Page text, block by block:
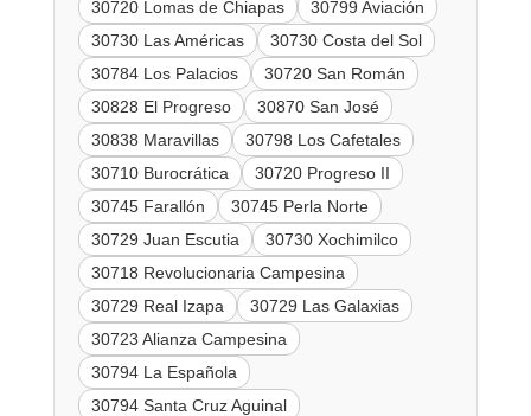
30720 Lomas de Chiapas
30799 Aviación
30730 Las Américas
30730 Costa del Sol
30784 Los Palacios
30720 San Román
30828 El Progreso
30870 San José
30838 Maravillas
30798 Los Cafetales
30710 Burocrática
30720 Progreso II
30745 Farallón
30745 Perla Norte
30729 Juan Escutia
30730 Xochimilco
30718 Revolucionaria Campesina
30729 Real Izapa
30729 Las Galaxias
30723 Alianza Campesina
30794 La Española
30794 Santa Cruz Aguinal